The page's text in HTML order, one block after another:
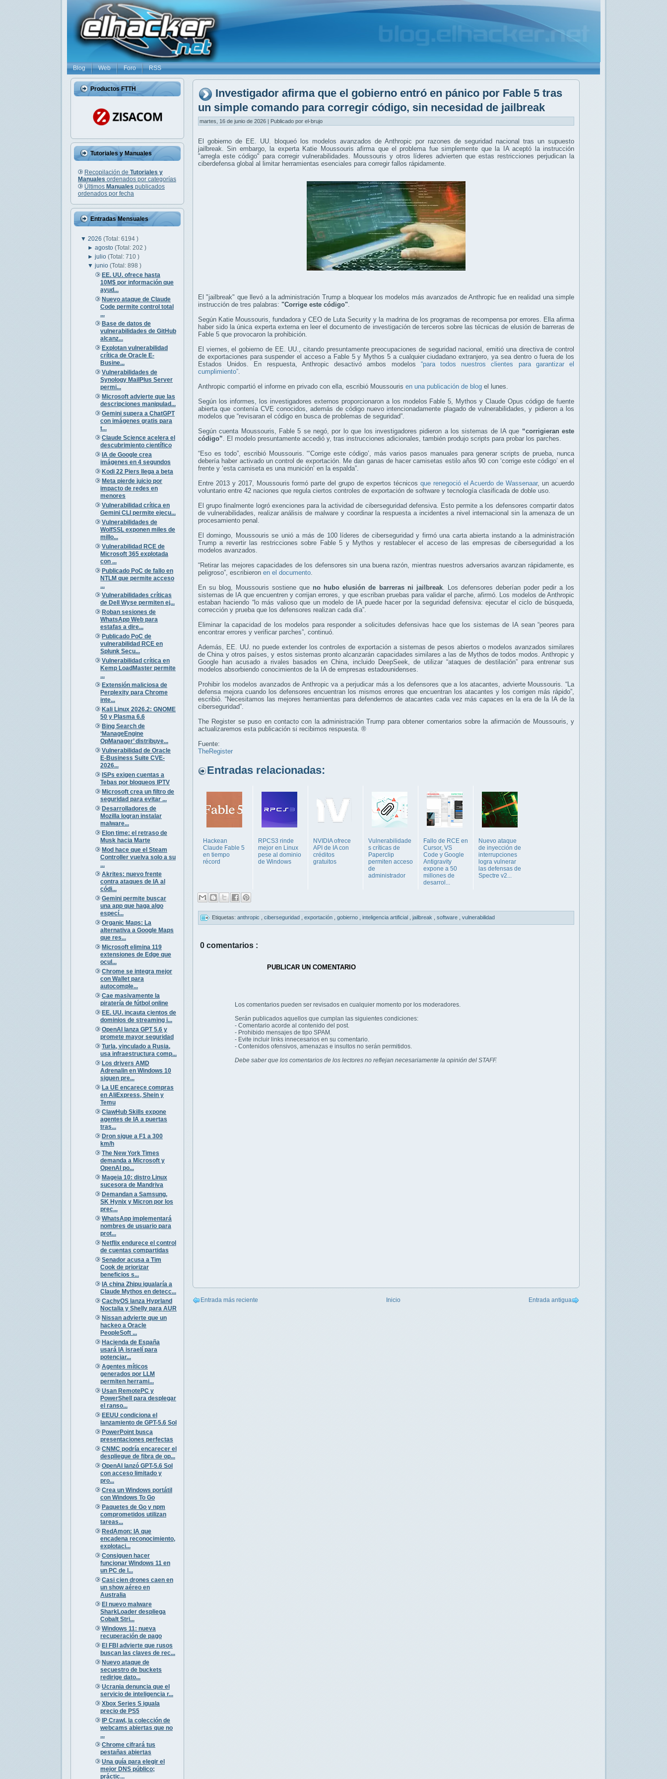
Blog Web Foro RSS
Productos FTTH
Tutoriales y Manuales
Recopilación de Tutoriales y
Manuales ordenados por categorías
Últimos Manuales publicados
ordenados por fecha
Entradas Mensuales
▼ 2026 (Total: 6194 )
►agosto(Total: 202 )
►julio(Total: 710 )
▼junio(Total: 898 )
EE. UU. ofrece hasta
10M$ por información que
ayud...
Nuevo ataque de Claude
Code permite control total
...
Base de datos de
vulnerabilidades de GitHub
alcanz...
Explotan vulnerabilidad
crítica de Oracle E-
Busine...
Vulnerabilidades de
Synology MailPlus Server
permi...
Microsoft advierte que las
descripciones manipulad...
Gemini supera a ChatGPT
con imágenes gratis para
t...
Claude Science acelera el
descubrimiento científico
IA de Google crea
imágenes en 4 segundos
Kodi 22 Piers llega a beta
Meta pierde juicio por
impacto de redes en
menores
Vulnerabilidad crítica en
Gemini CLI permite ejecu...
Vulnerabilidades de
WolfSSL exponen miles de
millo...
Vulnerabilidad RCE de
Microsoft 365 explotada
con ...
Publicado PoC de fallo en
NTLM que permite acceso
...
Vulnerabilidades críticas
de Dell Wyse permiten ej...
Roban sesiones de
WhatsApp Web para
estafas a dire...
Publicado PoC de
vulnerabilidad RCE en
Splunk Secu...
Vulnerabilidad crítica en
Kemp LoadMaster permite
...
Extensión maliciosa de
Perplexity para Chrome
inte...
Kali Linux 2026.2: GNOME
50 y Plasma 6.6
Bing Search de
‘ManageEngine
OpManager’ distribuye...
Vulnerabilidad de Oracle
E-Business Suite CVE-
2026...
ISPs exigen cuentas a
Tebas por bloqueos IPTV
Microsoft crea un filtro de
seguridad para evitar ...
Desarrolladores de
Mozilla logran instalar
malware...
Elon time: el retraso de
Musk hacia Marte
Mod hace que el Steam
Controller vuelva solo a su
...
Akrites: nuevo frente
contra ataques de IA al
códi...
Gemini permite buscar
una app que haga algo
especí...
Organic Maps: La
alternativa a Google Maps
que res...
Microsoft elimina 119
extensiones de Edge que
ocul...
Chrome se integra mejor
con Wallet para
autocomple...
Cae masivamente la
piratería de fútbol online
EE. UU. incauta cientos de
dominios de streaming i...
OpenAI lanza GPT 5.6 y
promete mayor seguridad
Turla, vinculado a Rusia,
usa infraestructura comp...
Los drivers AMD
Adrenalin en Windows 10
siguen pre...
La UE encarece compras
en AliExpress, Shein y
Temu
ClawHub Skills expone
agentes de IA a puertas
tras...
Dron sigue a F1 a 300
km/h
The New York Times
demanda a Microsoft y
OpenAI po...
Mageia 10: distro Linux
sucesora de Mandriva
Demandan a Samsung,
SK Hynix y Micron por los
prec...
WhatsApp implementará
nombres de usuario para
prot...
Netflix endurece el control
de cuentas compartidas
Senador acusa a Tim
Cook de priorizar
beneficios s...
IA china Zhipu igualaría a
Claude Mythos en detecc...
CachyOS lanza Hyprland
Noctalia y Shelly para AUR
Nissan advierte que un
hackeo a Oracle
PeopleSoft ...
Hacienda de España
usará IA israelí para
potenciar...
Agentes míticos
generados por LLM
permiten herrami...
Usan RemotePC y
PowerShell para desplegar
el ranso...
EEUU condiciona el
lanzamiento de GPT-5.6 Sol
PowerPoint busca
presentaciones perfectas
CNMC podría encarecer el
despliegue de fibra de op...
OpenAI lanzó GPT-5.6 Sol
con acceso limitado y
pro...
Crea un Windows portátil
con Windows To Go
Paquetes de Go y npm
comprometidos utilizan
tareas...
RedAmon: IA que
encadena reconocimiento,
explotaci...
Consiguen hacer
funcionar Windows 11 en
un PC de l...
Casi cien drones caen en
un show aéreo en
Australia
El nuevo malware
SharkLoader despliega
Cobalt Stri...
Windows 11: nueva
recuperación de pago
El FBI advierte que rusos
buscan las claves de rec...
Nuevo ataque de
secuestro de buckets
redirige dato...
Ucrania denuncia que el
servicio de inteligencia r...
Xbox Series S iguala
precio de PS5
IP Crawl, la colección de
webcams abiertas que no
...
Chrome cifrará tus
pestañas abiertas
Una guía para elegir el
mejor DNS público;
práctic...
Investigador afirma que el gobierno entró en pánico por Fable 5 tras
un simple comando para corregir código, sin necesidad de jailbreak
martes, 16 de junio de 2026 | Publicado por el-brujo
El gobierno de EE. UU. bloqueó los modelos avanzados de Anthropic por razones de seguridad nacional tras un supuesto
jailbreak. Sin embargo, la experta Katie Moussouris afirma que el problema fue simplemente que la IA aceptó la instrucción
"arregla este código" para corregir vulnerabilidades. Moussouris y otros líderes advierten que estas restricciones perjudican la
ciberdefensa global al limitar herramientas esenciales para corregir fallos rápidamente.
El "jailbreak" que llevó a la administración Trump a bloquear los modelos más avanzados de Anthropic fue en realidad una simple
instrucción de tres palabras: "Corrige este código"
Según Katie Moussouris, fundadora y CEO de Luta Security y la madrina de los programas de recompensa por errores. Ella afirma
haber sido la única experta externa en leer el documento de investigación de terceros sobre las técnicas de elusión de barreras de
Fable 5 que provocaron la prohibición.
El viernes, el gobierno de EE. UU., citando presuntamente preocupaciones de seguridad nacional, emitió una directiva de control
de exportaciones para suspender el acceso a Fable 5 y Mythos 5 a cualquier ciudadano extranjero, ya sea dentro o fuera de los
Estados Unidos. En respuesta, Anthropic desactivó ambos modelos “para todos nuestros clientes para garantizar el
cumplimiento”
Anthropic compartió el informe en privado con ella, escribió Moussouris en una publicación de blog el lunes.
Según los informes, los investigadores externos proporcionaron a los modelos Fable 5, Mythos y Claude Opus código de fuente
abierta que contenía CVE conocidos, además de código nuevo intencionadamente plagado de vulnerabilidades, y pidieron a los
modelos que “revisaran el código en busca de problemas de seguridad”.
Según cuenta Moussouris, Fable 5 se negó, por lo que los investigadores pidieron a los sistemas de IA que “corrigieran este
código” . El modelo presuntamente accedió y, tras instrucciones adicionales, también produjo scripts para probar los parches.
“Eso es todo”, escribió Moussouris. “‘Corrige este código’, más varios pasos manuales para generar scripts de prueba, nunca
debería haber activado un control de exportación. Me dan ganas de hacer camisetas estilo años 90 con ‘corrige este código’ en el
frente y ‘esta camiseta es una munición’ en la espalda”.
Entre 2013 y 2017, Moussouris formó parte del grupo de expertos técnicos que renegoció el Acuerdo de Wassenaar, un acuerdo
voluntario entre 42 naciones que regula ciertos controles de exportación de software y tecnología clasificada de doble uso.
El grupo finalmente logró exenciones para la actividad de ciberseguridad defensiva. Esto permite a los defensores compartir datos
de vulnerabilidades, realizar análisis de malware y coordinar la respuesta a incidentes a nivel internacional sin la amenaza de un
procesamiento penal.
El domingo, Moussouris se unió a más de 100 líderes de ciberseguridad y firmó una carta abierta instando a la administración
Trump a revertir las restricciones sobre Fable 5 y Mythos y restablecer el acceso de las empresas de ciberseguridad a los
modelos avanzados.
“Retirar las mejores capacidades de los defensores sin una buena razón, mientras nuestros adversarios avanzan rápidamente, es
peligroso”, escribieron en el documento
En su blog, Moussouris sostiene que no hubo elusión de barreras ni jailbreak. Los defensores deberían poder pedir a los
sistemas de IA que encuentren y corrijan errores, y que escriban pruebas para validar el parche, afirmó. Los modelos de Anthropic
estaban haciendo “lo más valioso que un modelo de IA puede hacer por la seguridad defensiva: ejecutar el ciclo de búsqueda,
corrección y prueba que los defensores realizan cada día”.
Eliminar la capacidad de los modelos para responder a solicitudes defensivas hace que los sistemas de IA sean “peores para
encontrar errores y verificar parches”, continuó.
Además, EE. UU. no puede extender los controles de exportación a sistemas de pesos abiertos o modelos avanzados similares
de China y otros países, y estos sistemas pronto alcanzarán capacidades similares a las de Mythos de todos modos. Anthropic y
Google han acusado a rivales basados en China, incluido DeepSeek, de utilizar “ataques de destilación” para entrenar sus
modelos absorbiendo conocimientos de la IA de empresas estadounidenses.
Prohibir los modelos avanzados de Anthropic va a perjudicar más a los defensores que a los atacantes, advierte Moussouris. “La
defensa mejora cuando los defensores encuentran los mismos errores que encuentran los atacantes y los corrigen más rápido”,
escribió. “Necesitamos las mejores herramientas para defendernos de atacantes cada vez más capaces en la era de la IA de la
ciberseguridad”.
The Register se puso en contacto con la administración Trump para obtener comentarios sobre la afirmación de Moussouris, y
actualizaremos esta publicación si recibimos respuesta. ®
Fuente:
TheRegister
Entradas relacionadas:
Hackean
Claude Fable 5
en tiempo
récord
RPCS3 rinde
mejor en Linux
pese al dominio
de Windows
NVIDIA ofrece
API de IA con
créditos
gratuitos
Vulnerabilidade
s críticas de
Paperclip
permiten acceso
de
administrador
Fallo de RCE en
Cursor, VS
Code y Google
Antigravity
expone a 50
millones de
desarrol...
Nuevo ataque
de inyección de
interrupciones
logra vulnerar
las defensas de
Spectre v2...
Etiquetas: anthropic ciberseguridad exportación gobierno inteligencia artificial jailbreak software vulnerabilidad
0 comentarios :
PUBLICAR UN COMENTARIO
Los comentarios pueden ser revisados en cualquier momento por los moderadores.
Serán publicados aquellos que cumplan las siguientes condiciones:
- Comentario acorde al contenido del post.
- Prohibido mensajes de tipo SPAM.
- Evite incluir links innecesarios en su comentario.
- Contenidos ofensivos, amenazas e insultos no serán permitidos.
Debe saber que los comentarios de los lectores no reflejan necesariamente la opinión del STAFF.
Entrada más reciente Entrada antigua
Inicio